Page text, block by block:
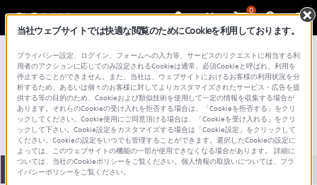
0
総合サポート・お問い合わせ コンポーネントオーディオ
TC-WR775
全て ダウンロード 取扱説明書 Q&A
当社ウェブサイトでは快適な閲覧のためにCookieを利用しております。
プライバシー設定、ログイン、フォームへの入力等、サービスのリクエストに相当する利
用者のアクションに応じてのみ設定されるCookieは通常、必須Cookieと呼ばれ、利用を
停止することができません。また、当社は、ウェブサイトにおけるお客様の利用状況を分
析するため、あるいは個々のお客様に対してよりカスタマイズされたサービス・広告を提
供する等の目的のため、Cookieおよび類似技術を使用して一定の情報を収集する場合が
あります。それらのCookieの受け入れを拒否する場合は、「Cookieを拒否する」をクリ
ックしてください。Cookie使用にご同意頂ける場合は、「Cookieを受け入れる」をクリ
ックして下さい。Cookie設定をカスタマイズする場合は「Cookie設定」をクリックして
ください。Cookieの設定をいつでも管理することができます。選択したCookieの設定に
よっては、このウェブサイトの機能の一部が使用できなくなる場合があります。 詳細に
ついては、当社のCookieポリシーをご覧ください。個人情報の取扱いについては、プラ
イバシーポリシーをご覧ください。